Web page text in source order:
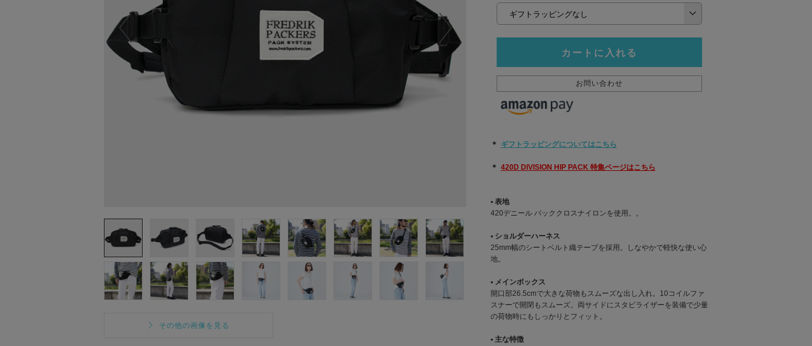
その他の画像を見る
カートに入れる
お問い合わせ
＊ ギフトラッピングについてはこちら
＊ 420D DIVISION HIP PACK 特集ページはこちら
▪︎ 表地
420デニール パッククロスナイロンを使用。。
▪︎ ショルダーハーネス
25mm幅のシートベルト織テープを採用。しなやかで軽快な使い心
地。
▪︎ メインボックス
開口部26.5cmで大きな荷物もスムーズな出し入れ。10コイルファ
スナーで開閉もスムーズ。両サイドにスタビライザーを装備で少量
の荷物時にもしっかりとフィット。
▪︎ 主な特徴